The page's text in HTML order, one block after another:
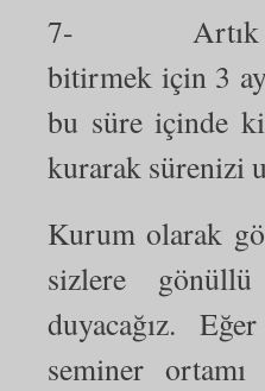
7- Artık
bitirmek için 3
bu süre içinde
kurarak sürenizi
Kurum olarak
sizlere
duyacağız.
seminer